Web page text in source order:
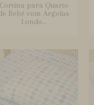
Cortina para Quarto
Bebê com Argolas
Londo...